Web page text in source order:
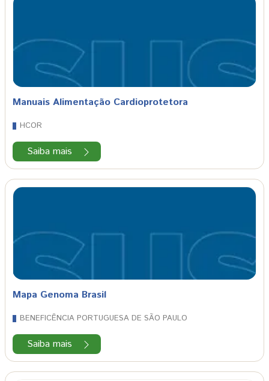
Manuais Alimentação Cardioprotetora
HCOR
Saiba mais
Mapa Genoma Brasil
BENEFICÊNCIA PORTUGUESA DE SÃO PAULO
Saiba mais